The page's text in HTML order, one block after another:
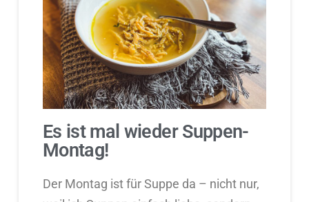
Es ist mal wieder Suppen-
Montag!
Der Montag ist für Suppe da – nicht nur,